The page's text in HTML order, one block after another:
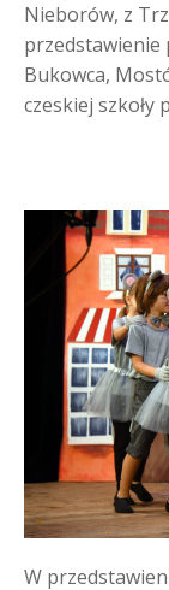
Nieborów, z
przedstawienie
Bukowca,
czeskiej szkoły
W